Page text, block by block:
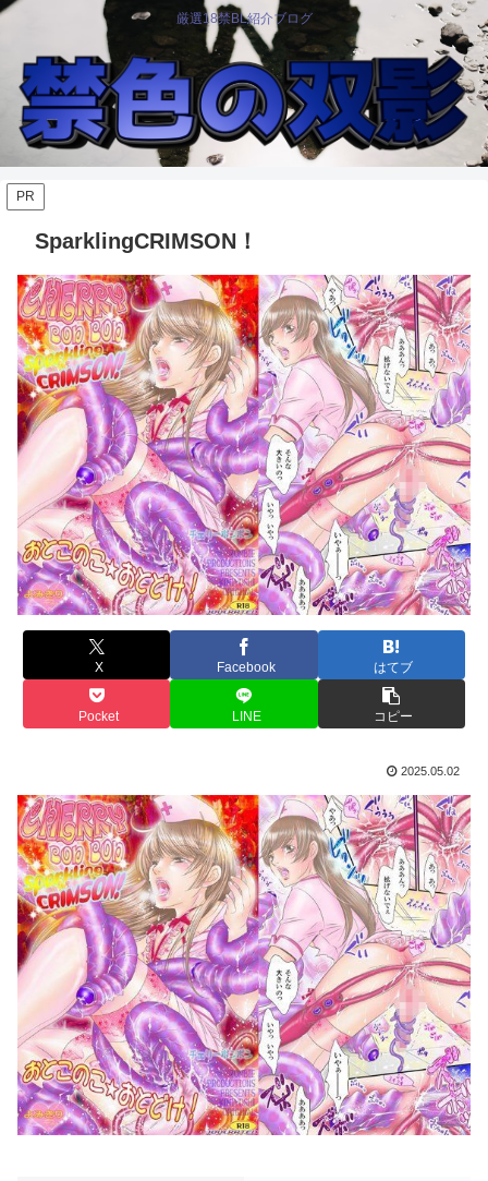
厳選18禁BL紹介ブログ
PR
SparklingCRIMSON！
X Facebook はてブ
Pocket LINE コピー
2025.05.02